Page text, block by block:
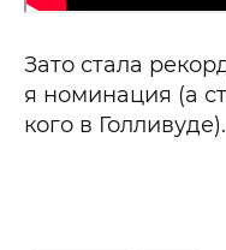
Зато стала
я номинация (а
кого в Голливуде).